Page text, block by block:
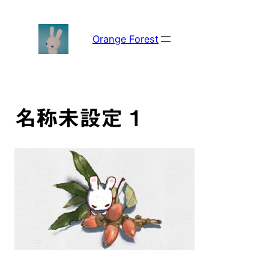
Orange Forest
名称未設定 1